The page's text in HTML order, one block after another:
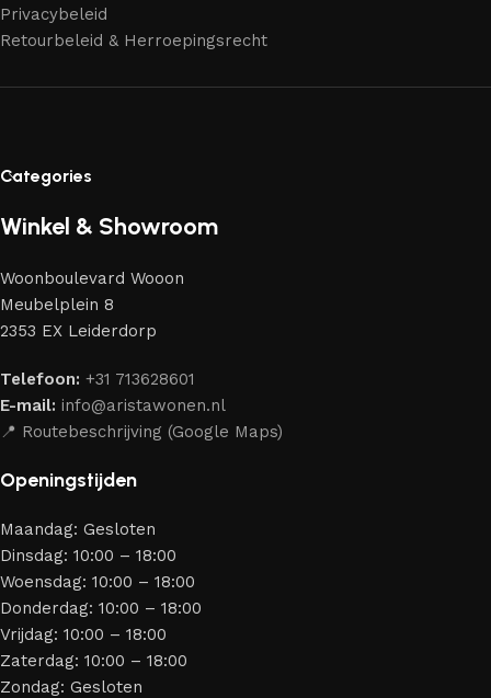
Meubelproductie is een moderne vorm van kunst
liefhebbers van kwaliteit en schoonheid. Wij hebben voor jou
meubelmakers die elegantie, kwaliteit en functionaliteit
Ons assortiment bestaat uit producten van betrouwbare
merken die al jarenlang hun vakmanschap en eerlijkheid
bewijzen. Al onze leveranciers garanderen meubels van
aantrekkelijk design en optimale veiligheid — zodat je
jarenlang kunt genieten van jouw interieur.
Privacybeleid
Retourbeleid & Herroepingsrecht
Categories
Winkel & Showroom
Woonboulevard Wooon
Meubelplein 8
2353 EX Leiderdorp
Telefoon: +31 713628601
E-mail: info@aristawonen.nl
📍 Routebeschrijving (Google Maps)
Openingstijden
Maandag: Gesloten
Dinsdag: 10:00 – 18:00
Woensdag: 10:00 – 18:00
Donderdag: 10:00 – 18:00
Vrijdag: 10:00 – 18:00
Zaterdag: 10:00 – 18:00
Zondag: Gesloten